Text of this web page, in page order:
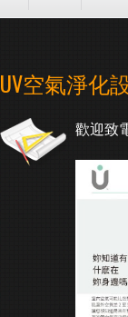
UV空氣淨化
歡迎致